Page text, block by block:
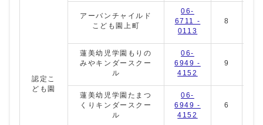
認定こ
ども園
アーバンチャイルド
こども園上町
06-
6711 -
0113
8
蓮美幼児学園もりの
みやキンダースクー
ル
06-
6949 -
4152
9
蓮美幼児学園たまつ
くりキンダースクー
ル
06-
6949 -
4152
6